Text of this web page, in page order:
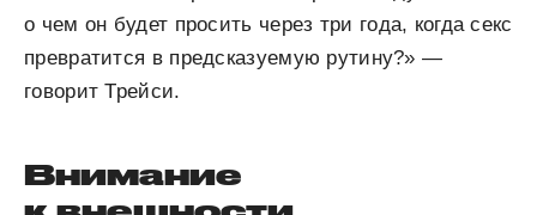
о чем он будет просить через три года, когда секс
превратится в предсказуемую рутину?» —
говорит Трейси.
Внимание